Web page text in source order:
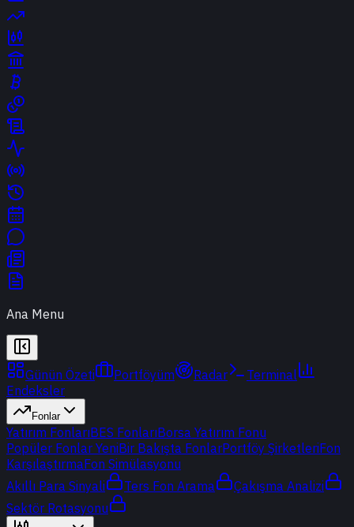
Ana Menu
Günün Özeti Portföyüm Radar
Terminal
Endeksler
Fonlar
Yatırım FonlarıBES FonlarıBorsa Yatırım Fonu
Popüler Fonlar YeniBir Bakışta FonlarPortföy ŞirketleriFon
KarşılaştırmaFon Simülasyonu
Akıllı Para Sinyali
Ters Fon Arama
Çakışma Analizi
Sektör Rotasyonu